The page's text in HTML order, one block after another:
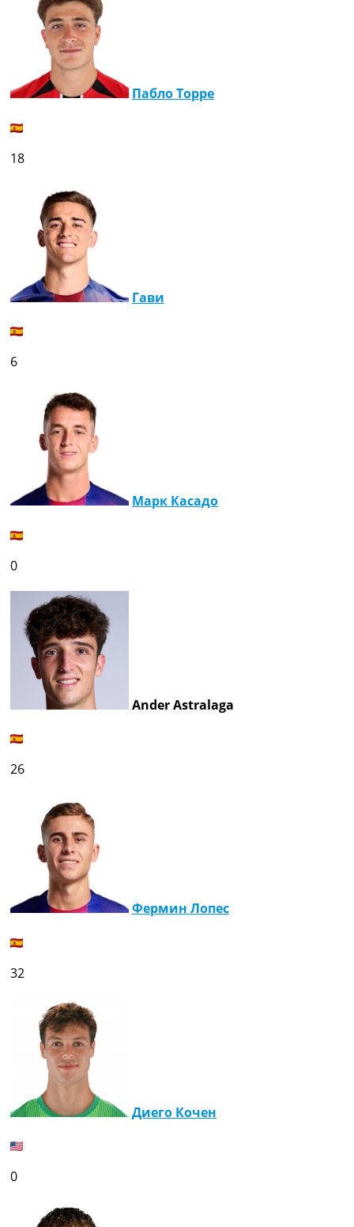
Пабло Торре
18
Гави
6
Марк Касадо
0
Ander Astralaga
26
Фермин Лопес
32
Диего Кочен
0